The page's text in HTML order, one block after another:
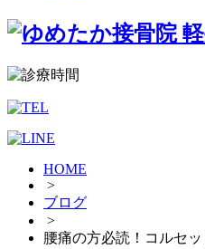
HOME
>
ブログ
>
腰痛の方必読！コルセ